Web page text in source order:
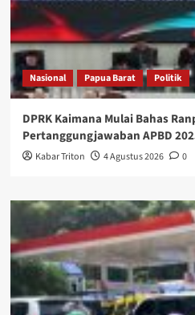
Nasional Papua Barat Politik
DPRK Kaimana Mulai Bahas
Pertanggungjawaban APBD
Kabar Triton 4 Agustus 2026 0